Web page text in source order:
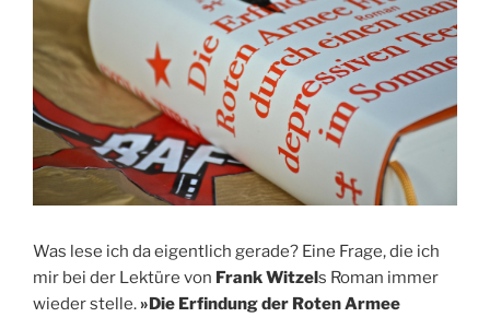
Was lese ich da eigentlich gerade? Eine Frage, die ich
mir bei der Lektüre von Frank Witzels Roman immer
wieder stelle. »Die Erfindung der Roten Armee